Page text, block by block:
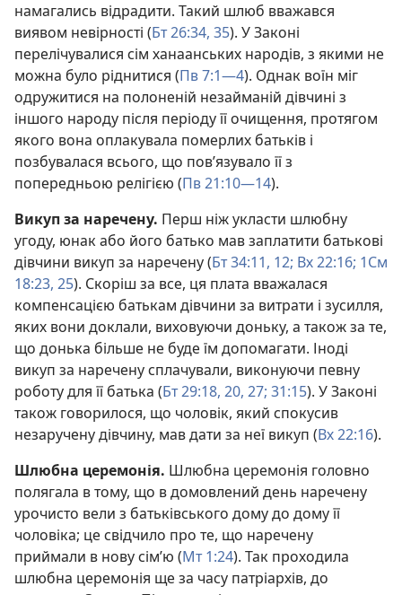
намагались відрадити. Такий шлюб вважався
виявом невірності (Бт 26:34, 35). У Законі
перелічувалися сім ханаанських народів, з якими не
можна було ріднитися (Пв 7:1—4). Однак воїн міг
одружитися на полоненій незайманій дівчині з
іншого народу після періоду її очищення, протягом
якого вона оплакувала померлих батьків і
позбувалася всього, що пов’язувало її з
попередньою релігією (Пв 21:10—14).
Викуп за наречену. Перш ніж укласти шлюбну
угоду, юнак або його батько мав заплатити батькові
дівчини викуп за наречену (Бт 34:11, 12; Вх 22:16; 1См
18:23, 25). Скоріш за все, ця плата вважалася
компенсацією батькам дівчини за витрати і зусилля,
яких вони доклали, виховуючи доньку, а також за те,
що донька більше не буде їм допомагати. Іноді
викуп за наречену сплачували, виконуючи певну
роботу для її батька (Бт 29:18, 20, 27; 31:15). У Законі
також говорилося, що чоловік, який спокусив
незаручену дівчину, мав дати за неї викуп (Вх 22:16).
Шлюбна церемонія. Шлюбна церемонія головно
полягала в тому, що в домовлений день наречену
урочисто вели з батьківського дому до дому її
чоловіка; це свідчило про те, що наречену
приймали в нову сім’ю (Мт 1:24). Так проходила
шлюбна церемонія ще за часу патріархів, до